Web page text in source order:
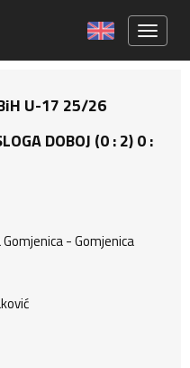
U-17 25/26
DOBOJ (0 : 2) 0 :
- Gomjenica